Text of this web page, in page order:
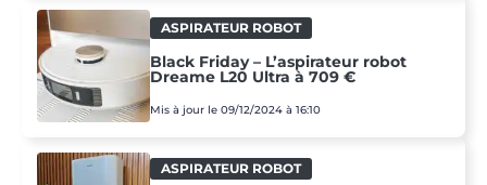
ASPIRATEUR ROBOT
Black Friday – L’aspirateur robot
Dreame L20 Ultra à 709 €
Mis à jour le 09/12/2024 à 16:10
ASPIRATEUR ROBOT